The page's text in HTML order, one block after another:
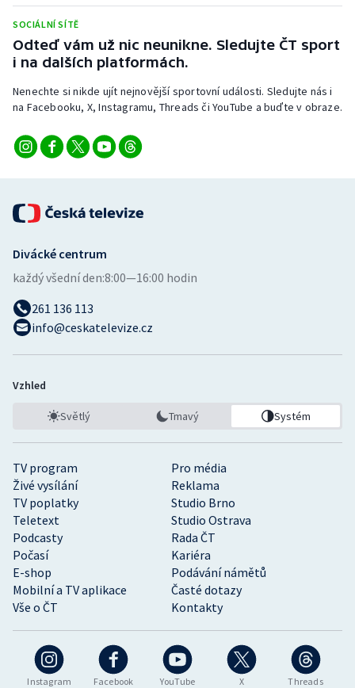
Triatlon
Veslování
Vodní slalom
Volejbal
Ostatní
SOCIÁLNÍ SÍTĚ
Odteď vám už nic neunikne. Sledujte ČT sport
i na dalších platformách.
Nenechte si nikde ujít nejnovější sportovní události. Sledujte nás i
na Facebooku, X, Instagramu, Threads či YouTube a buďte v obraze.
Instagram Facebook YouTube X Threads
TV program
Pro média
Živé vysílání
Reklama
TV poplatky
Studio Brno
Teletext
Studio Ostrava
Podcasty
Rada ČT
Počasí
Kariéra
E-shop
Podávání námětů
Mobilní a TV aplikace
Časté dotazy
Vše o ČT
Kontakty
Divácké centrum
každý všední den:8:00—16:00 hodin
261 136 113
info@ceskatelevize.cz
Vzhled
Světlý Tmavý Systém